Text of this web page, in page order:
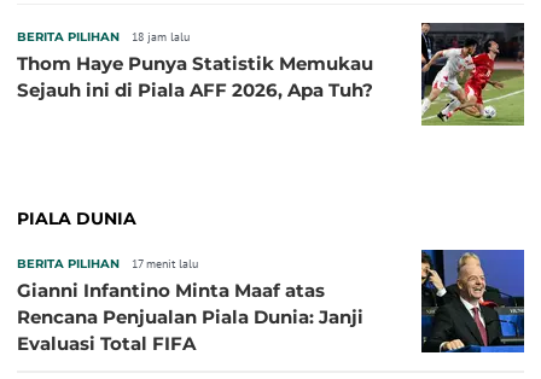
BERITA PILIHAN 18 jam lalu
Thom Haye Punya Statistik Memukau
Sejauh ini di Piala AFF 2026, Apa Tuh?
PIALA DUNIA
BERITA PILIHAN 17 menit lalu
Gianni Infantino Minta Maaf atas
Rencana Penjualan Piala Dunia: Janji
Evaluasi Total FIFA